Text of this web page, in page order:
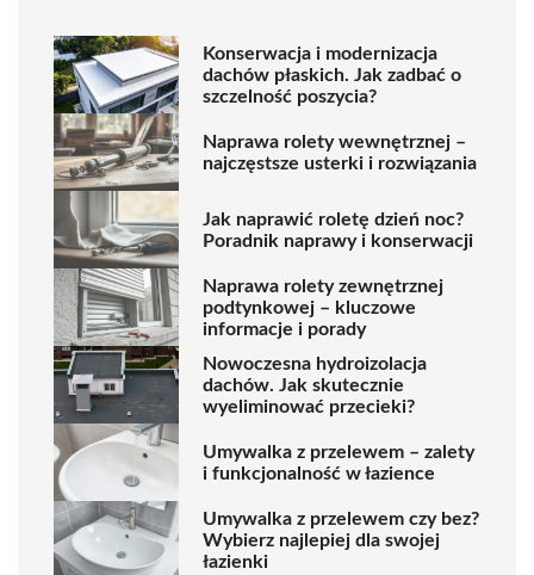
Konserwacja i modernizacja
dachów płaskich. Jak zadbać o
szczelność poszycia?
Naprawa rolety wewnętrznej –
najczęstsze usterki i rozwiązania
Jak naprawić roletę dzień noc?
Poradnik naprawy i konserwacji
Naprawa rolety zewnętrznej
podtynkowej – kluczowe
informacje i porady
Nowoczesna hydroizolacja
dachów. Jak skutecznie
wyeliminować przecieki?
Umywalka z przelewem – zalety
i funkcjonalność w łazience
Umywalka z przelewem czy bez?
Wybierz najlepiej dla swojej
łazienki